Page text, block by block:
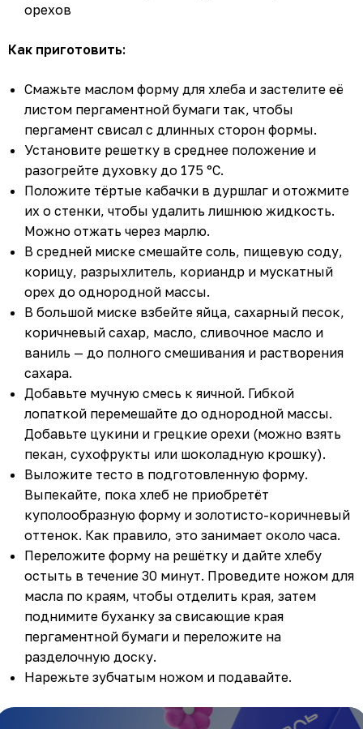
орехов
Как приготовить:
Смажьте маслом форму для хлеба и застелите её
листом пергаментной бумаги так, чтобы
пергамент свисал с длинных сторон формы.
Установите решетку в среднее положение и
разогрейте духовку до 175 °C.
Положите тёртые кабачки в дуршлаг и отожмите
их о стенки, чтобы удалить лишнюю жидкость.
Можно отжать через марлю.
В средней миске смешайте соль, пищевую соду,
корицу, разрыхлитель, кориандр и мускатный
орех до однородной массы.
В большой миске взбейте яйца, сахарный песок,
коричневый сахар, масло, сливочное масло и
ваниль — до полного смешивания и растворения
сахара.
Добавьте мучную смесь к яичной. Гибкой
лопаткой перемешайте до однородной массы.
Добавьте цукини и грецкие орехи (можно взять
пекан, сухофрукты или шоколадную крошку).
Выложите тесто в подготовленную форму.
Выпекайте, пока хлеб не приобретёт
куполообразную форму и золотисто-коричневый
оттенок. Как правило, это занимает около часа.
Переложите форму на решётку и дайте хлебу
остыть в течение 30 минут. Проведите ножом для
масла по краям, чтобы отделить края, затем
поднимите буханку за свисающие края
пергаментной бумаги и переложите на
разделочную доску.
Нарежьте зубчатым ножом и подавайте.